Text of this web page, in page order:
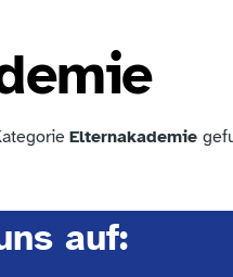
Elternakademie
auf: